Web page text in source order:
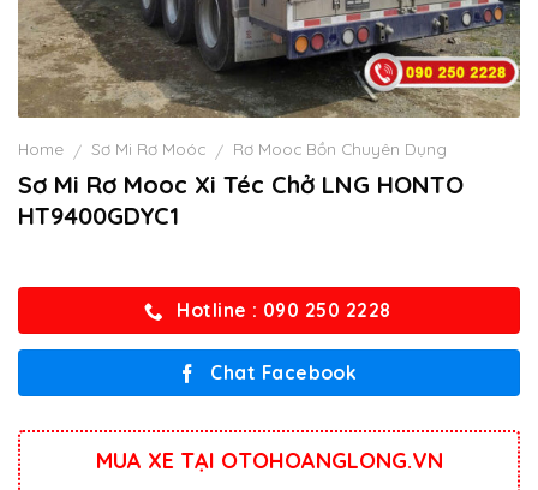
Home / Sơ Mi Rơ Moóc / Rơ Mooc Bồn Chuyên Dụng
Sơ Mi Rơ Mooc Xi Téc Chở LNG HONTO
HT9400GDYC1
Hotline : 090 250 2228
Chat Facebook
MUA XE TẠI OTOHOANGLONG.VN